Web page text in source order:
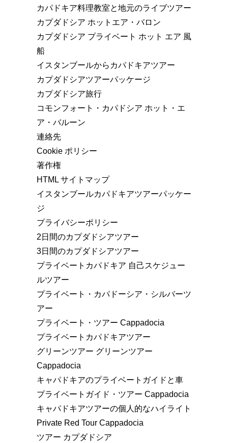
カパドキア料理教室と地元のライブツアー
カプダドシア ホットエア・バロン
カプダドシア プライベート ホット エア 風
船
イスタンブールからカパドキアツアー
カプダドシアツアーパッケージ
カプダドシア旅行
コモンフォート・カパドシア ホット・エ
ア・バルーン
連絡先
Cookie ポリシー
著作権
HTML サイトマップ
イスタンブールカパドキアツアーパッケー
ジ
プライバシーポリシー
2日間のカプダドシアツアー
3日間のカプダドシアツアー
プライベートカパドキア 自己スケジュー
ルツアー
プライベート・カパドーシア・シルバーツ
アー
プライベート・ツアー Cappadocia
プライベートカパドキアツアー
グリーンツアー グリーンツアー
Cappadocia
キャパドキアのプライベートガイドと車
プライベートガイド・ツアー Cappadocia
キャパドキアツアーの個人的なハイライト
Private Red Tour Cappadocia
ツアー カプダドシア